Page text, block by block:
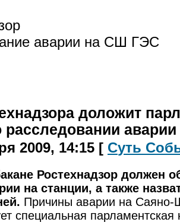
аварии на СШ ГЭС
доложит
расследовании
2009, 14:15 [ Суть Соб
Ростехнадзор должен
на станции, а также
Причины аварии на Саяно-
специальная